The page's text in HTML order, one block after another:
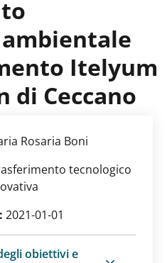
Itelyum
di Ceccano
Rosaria Boni
tecnologico
2021-01-01
obiettivi e